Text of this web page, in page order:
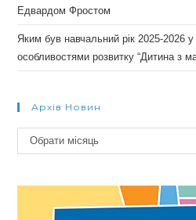
Едвардом Фростом
Яким був навчальний рік 2025-2026
особливостями розвитку “Дитина з
Архів Новин
Архів
новин
Обрати місяць